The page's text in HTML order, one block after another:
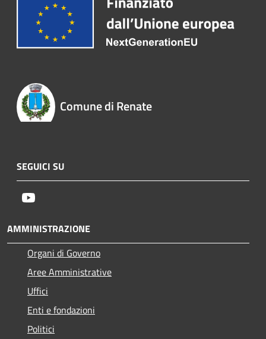
Comune di Renate
SEGUICI SU
AMMINISTRAZIONE
Organi di Governo
Aree Amministrative
Uffici
Enti e fondazioni
Politici